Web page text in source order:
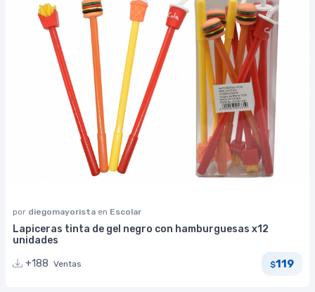
por diegomayorista en Escolar
Lapiceras tinta de gel negro con hamburguesas x12
unidades
+188 Ventas $119